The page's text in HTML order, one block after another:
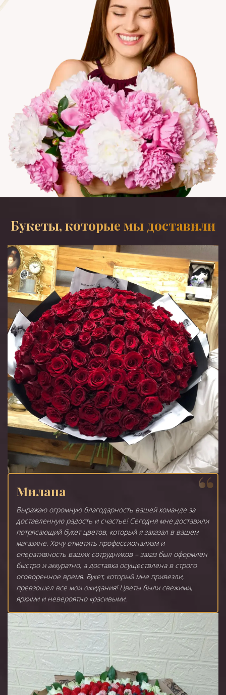
Букеты, которые мы доставили
Милана
Выражаю огромную благодарность вашей команде за
доставленную радость и счастье! Сегодня мне доставили
потрясающий букет цветов, который я заказал в вашем
магазине. Хочу отметить профессионализм и
оперативность ваших сотрудников – заказ был оформлен
быстро и аккуратно, а доставка осуществлена в строго
оговоренное время. Букет, который мне привезли,
превзошел все мои ожидания! Цветы были свежими,
яркими и невероятно красивыми.